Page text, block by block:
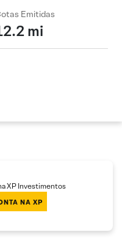
Emitidas
mi
XP Investimentos
NA XP